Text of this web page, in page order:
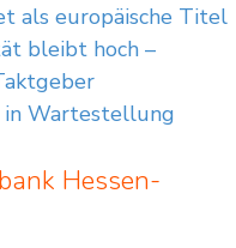
als europäische Titel
bleibt hoch –
in Wartestellung
Hessen-